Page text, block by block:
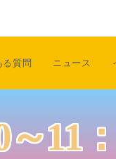
る質問 ニュース
11